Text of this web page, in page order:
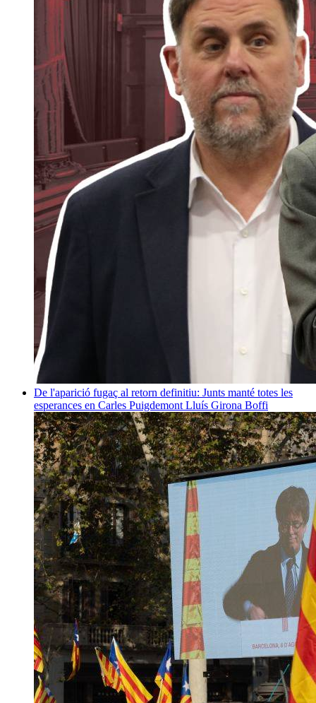
De l'aparició fugaç al retorn definitiu: Junts manté totes les
esperances en Carles Puigdemont Lluís Girona Boffi